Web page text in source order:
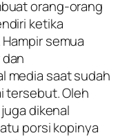
orang-orang
ketika
semua
media saat sudah
tersebut. Oleh
dikenal
porsi kopinya